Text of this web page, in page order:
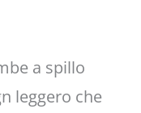
a spillo
leggero che